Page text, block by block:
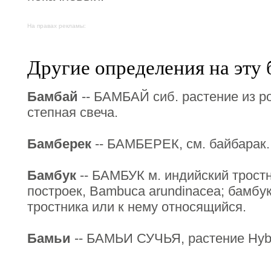
На правах рекламы:
Другие определения на эту
Бамбай -- БАМБАЙ сиб. растение из
степная свеча.
Бамберек -- БАМБЕРЕК, см. байбарак.
Бамбук -- БАМБУК м. индийский
построек, Bambuca arundinacea;
тростника или к нему относящийся.
Бамьи -- БАМЬИ СУЧЬЯ, растение